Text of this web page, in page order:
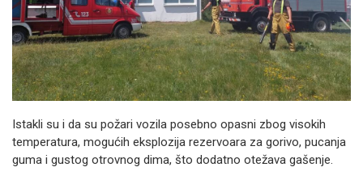
Istakli su i da su požari vozila posebno opasni zbog visokih
temperatura, mogućih eksplozija rezervoara za gorivo, pucanja
guma i gustog otrovnog dima, što dodatno otežava gašenje.